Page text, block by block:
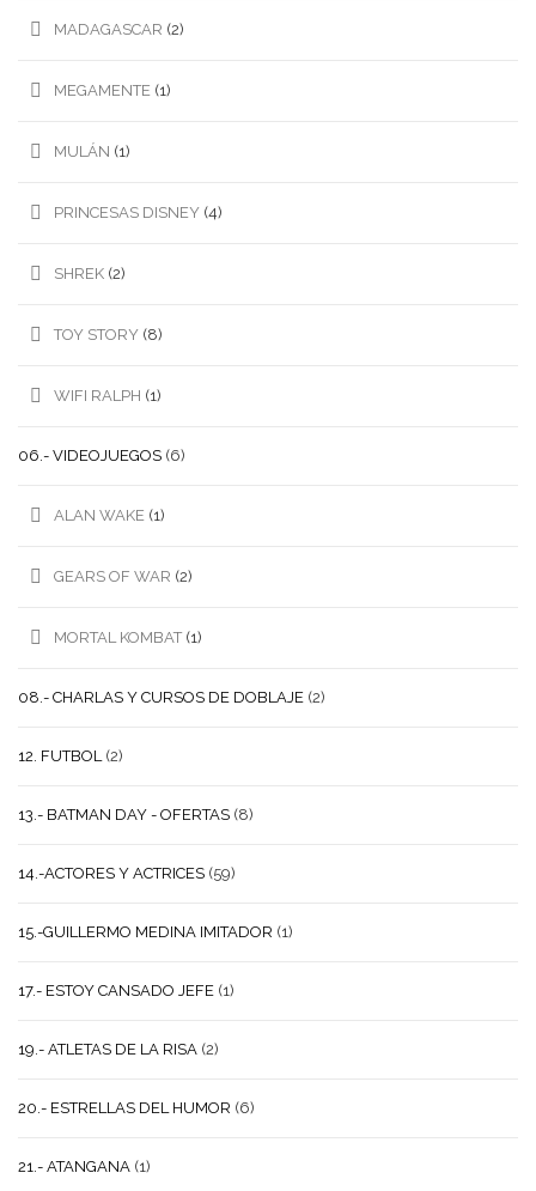
MADAGASCAR (2)
MEGAMENTE (1)
MULÁN (1)
PRINCESAS DISNEY (4)
SHREK (2)
TOY STORY (8)
WIFI RALPH (1)
06.- VIDEOJUEGOS (6)
ALAN WAKE (1)
GEARS OF WAR (2)
MORTAL KOMBAT (1)
08.- CHARLAS Y CURSOS DE DOBLAJE (2)
12. FUTBOL (2)
13.- BATMAN DAY - OFERTAS (8)
14.-ACTORES Y ACTRICES (59)
15.-GUILLERMO MEDINA IMITADOR (1)
17.- ESTOY CANSADO JEFE (1)
19.- ATLETAS DE LA RISA (2)
20.- ESTRELLAS DEL HUMOR (6)
21.- ATANGANA (1)